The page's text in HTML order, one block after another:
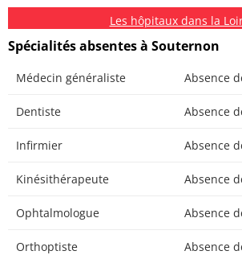
Les hôpitaux dans la
Spécialités absentes à Souternon
Médecin généraliste Absence
Dentiste Absence
Infirmier Absence
Kinésithérapeute Absence
Ophtalmologue Absence
Orthoptiste Absence